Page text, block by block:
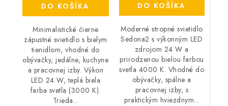
DO KOŠÍKA
Minimalistické čierne
zápustné svietidlo s bielym
tienidlom, vhodné do
obývačky, jedálne, kuchyne
a pracovnej izby. Výkon
LED 24 W, teplá biela
farba svetla (3000 K).
Trieda...
DO KOŠÍKA
Moderné stropné svietidlo
Sedona2 s výkonným LED
zdrojom 24 W a
prirodzenou bielou farbou
svetla 4000 K. Vhodné do
obývačky, spálne a
pracovnej izby, s
praktickým hviezdnym...